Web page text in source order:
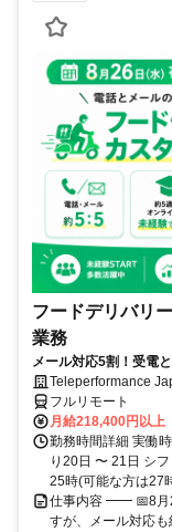
フードデリバリ
業務
メール対応5割！受電
Teleperformance
フルリモート
月給218,400円以上
勤務時間詳細 実働
り20日 〜 21日 シ
25時(可能な方は27
仕事内容 ━━ 📅8月
すが、メール対応